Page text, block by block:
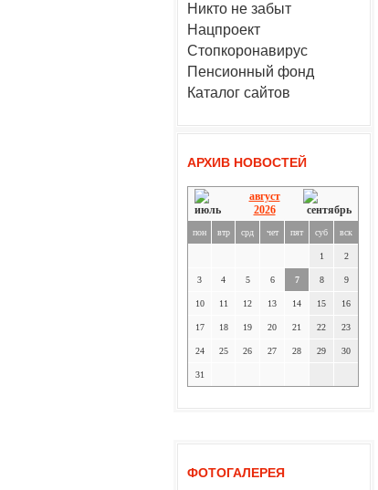
Никто не забыт
Нацпроект
Стопкоронавирус
Пенсионный фонд
Каталог сайтов
АРХИВ НОВОСТЕЙ
август
2026
пон втр срд чет пят суб вск
1 2
3 4 5 6 7 8 9
10 11 12 13 14 15 16
17 18 19 20 21 22 23
24 25 26 27 28 29 30
31
ФОТОГАЛЕРЕЯ